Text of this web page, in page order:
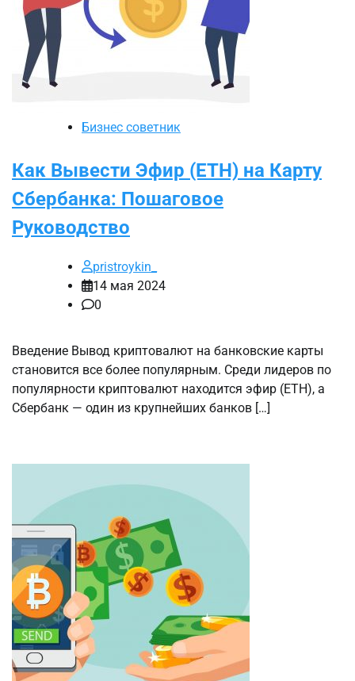
Бизнес советник
Как Вывести Эфир (ETH) на Карту
Сбербанка: Пошаговое
Руководство
pristroykin_
14 мая 2024
0
Введение Вывод криптовалют на банковские карты
становится все более популярным. Среди лидеров по
популярности криптовалют находится эфир (ETH), а
Сбербанк — один из крупнейших банков […]